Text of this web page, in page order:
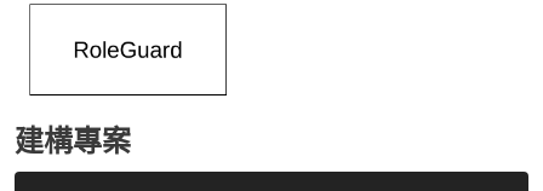
建構專案